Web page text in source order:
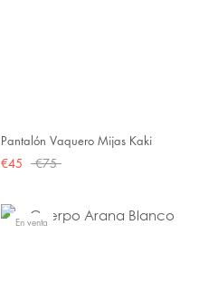
Pantalón Vaquero Mijas Kaki
€45
€75
En venta